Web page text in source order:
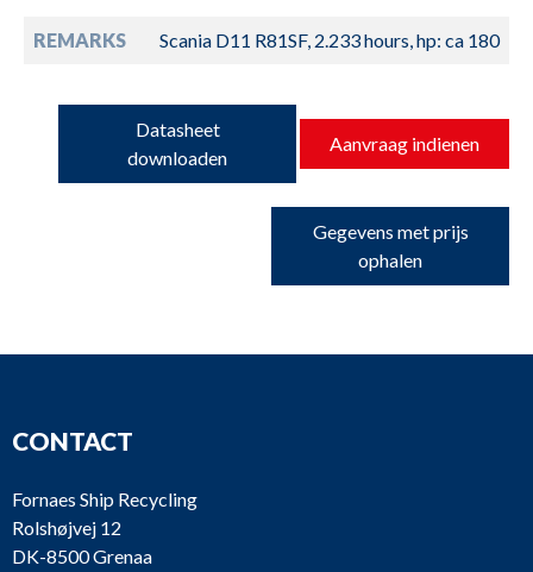
REMARKS Scania D11 R81SF, 2.233 hours, hp: ca 180
Datasheet
downloaden
Aanvraag indienen
Gegevens met prijs
ophalen
CONTACT
Fornaes Ship Recycling
Rolshøjvej 12
DK-8500 Grenaa